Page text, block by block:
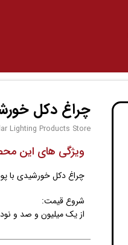
چراغ دکل
Lighting Products Store
ویژگی های این
چراغ دکل خورشیدی با پوشش
شروع قیمت:
از یک میلیون و صد و نود